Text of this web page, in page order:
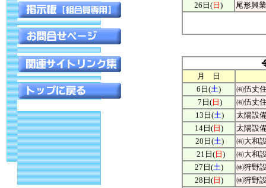
26日( 日 ) 尾形興
月 日
6日 (土)
㈲伍丈
7日(日 )
㈲伍丈
13日(土)
太陽設
14日(日 )
太陽設
20日 (土)
㈲大和
21日 (日 )
㈲大和
27日 (土)
㈱狩野
28日 (日 ) ㈱狩野